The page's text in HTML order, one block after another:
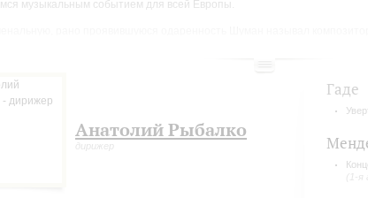
музыкальным событием для всей Европы.
Анатолий Рыбалко
дирижер
Гаде
(1-